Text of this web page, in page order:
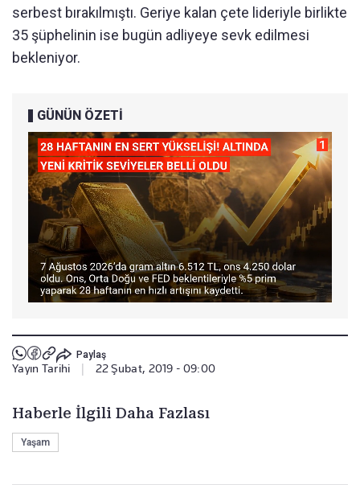
serbest bırakılmıştı. Geriye kalan çete lideriyle birlikte
35 şüphelinin ise bugün adliyeye sevk edilmesi
bekleniyor.
GÜNÜN ÖZETİ
Paylaş
Yayın Tarihi 22 Şubat, 2019 - 09:00
Haberle İlgili Daha Fazlası
Yaşam